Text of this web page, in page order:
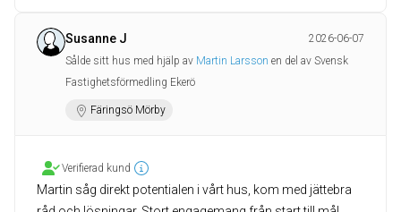
Susanne J
2026-06-07
Sålde sitt hus med hjälp av Martin Larsson en del av Svensk
Fastighetsförmedling Ekerö
Färingsö Mörby
Verifierad kund
Martin såg direkt potentialen i vårt hus, kom med jättebra